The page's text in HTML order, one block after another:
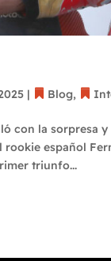
| Blog,
con la sorpresa
rookie español
triunfo...